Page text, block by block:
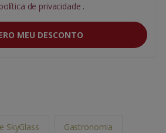
política de privacidade .
MEU DESCONTO
SkyGlass Gastronomia